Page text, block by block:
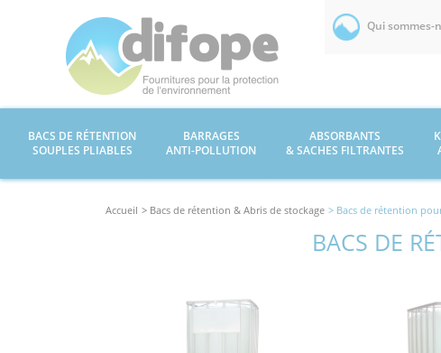
Qui sommes-
BACS DE RÉTENTION
SOUPLES PLIABLES
BARRAGES
ANTI-POLLUTION
ABSORBANTS
& SACHES FILTRANTES
Accueil > Bacs de rétention & Abris de stockage > Bacs de rétention
BACS DE